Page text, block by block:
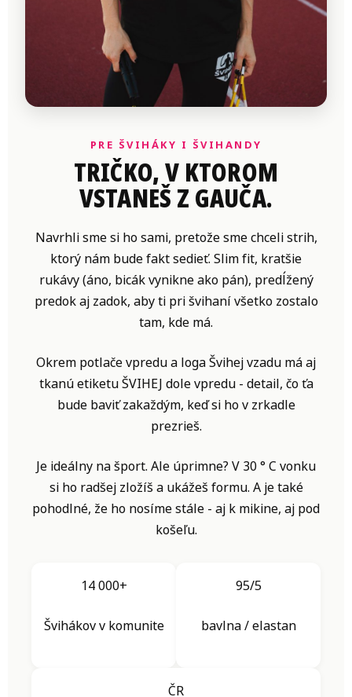
PRE ŠVIHÁKY I ŠVIHANDY
TRIČKO, V KTOROM
VSTANEŠ Z GAUČA.
Navrhli sme si ho sami, pretože sme chceli strih,
ktorý nám bude fakt sedieť. Slim fit, kratšie
rukávy (áno, bicák vynikne ako pán), predĺžený
predok aj zadok, aby ti pri švihaní všetko zostalo
tam, kde má.
Okrem potlače vpredu a loga Švihej vzadu má aj
tkanú etiketu ŠVIHEJ dole vpredu - detail, čo ťa
bude baviť zakaždým, keď si ho v zrkadle
prezrieš.
Je ideálny na šport. Ale úprimne? V 30 ° C vonku
si ho radšej zložíš a ukážeš formu. A je také
pohodlné, že ho nosíme stále - aj k mikine, aj pod
košeľu.
14 000+
Švihákov v komunite
95/5
bavlna / elastan
ČR